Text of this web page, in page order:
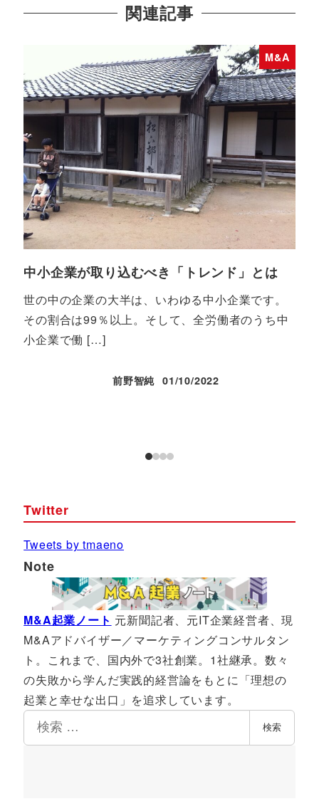
関連記事
M&A
中小企業が取り込むべき「トレンド」とは
世の中の企業の大半は、いわゆる中小企業です。
その割合は99％以上。そして、全労働者のうち中
小企業で働 […]
前野智純
投稿日
01/10/2022
Twitter
Tweets by tmaeno
Note
M&A起業ノート 元新聞記者、元IT企業経営者、現
M&Aアドバイザー／マーケティングコンサルタン
ト。これまで、国内外で3社創業。1社継承。数々
の失敗から学んだ実践的経営論をもとに「理想の
起業と幸せな出口」を追求しています。
索
検索